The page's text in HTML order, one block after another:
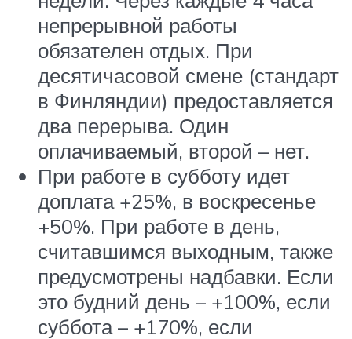
непрерывной работы
обязателен отдых. При
десятичасовой смене (стандарт
в Финляндии) предоставляется
два перерыва. Один
оплачиваемый, второй – нет.
При работе в субботу идет
доплата +25%, в воскресенье
+50%. При работе в день,
считавшимся выходным, также
предусмотрены надбавки. Если
это будний день – +100%, если
суббота – +170%, если